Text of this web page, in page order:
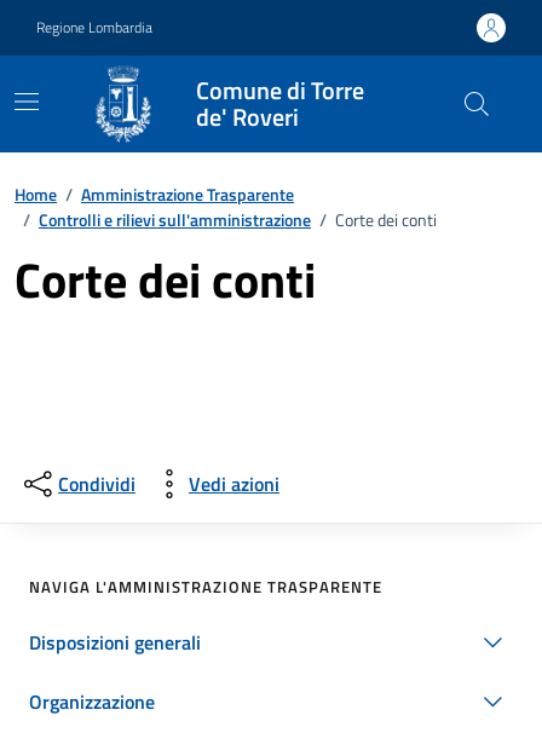
Regione Lombardia
Comune di Torre
de' Roveri
Home / Amministrazione Trasparente
/ Controlli e rilievi sull'amministrazione / Corte dei conti
Corte dei conti
Condividi Vedi azioni
NAVIGA L'AMMINISTRAZIONE TRASPARENTE
Disposizioni generali
Organizzazione